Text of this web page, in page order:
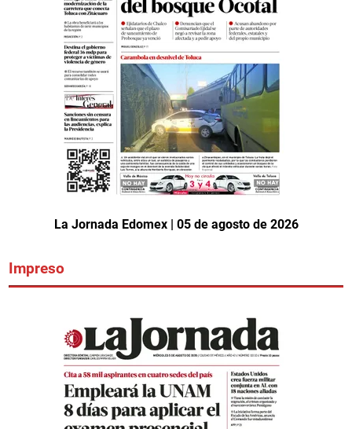
La Jornada Edomex | 05 de agosto de 2026
Impreso